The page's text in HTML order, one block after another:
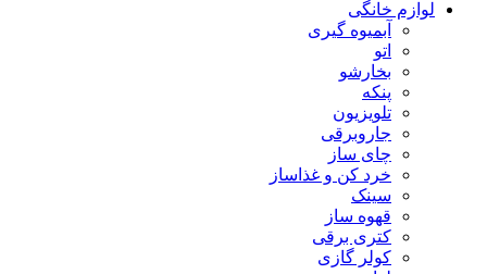
لوازم خانگی
آبمیوه گیری
اتو
بخارشو
پنکه
تلویزیون
جاروبرقی
چای ساز
خرد کن و غذاساز
سینک
قهوه ساز
کتری برقی
کولر گازی